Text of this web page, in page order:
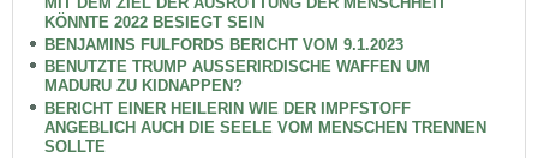
KÖNNTE 2022 BESIEGT SEIN
BENJAMINS FULFORDS BERICHT VOM 9.1.2023
BENUTZTE TRUMP AUSSERIRDISCHE WAFFEN UM
MADURU ZU KIDNAPPEN?
BERICHT EINER HEILERIN WIE DER IMPFSTOFF
ANGEBLICH AUCH DIE SEELE VOM MENSCHEN TRENNEN
SOLLTE